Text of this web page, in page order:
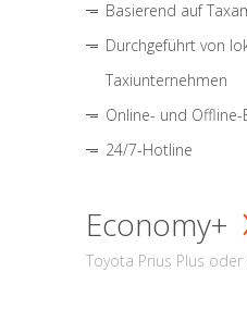
Basierend auf
Durchgeführt von
Taxiunternehmen
Online- und Offline-
24/7-Hotline
Economy+
Toyota Prius Plus